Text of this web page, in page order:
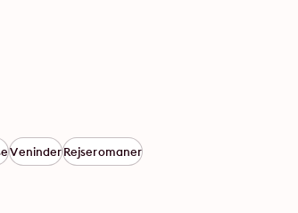
VeninderRejseromaner